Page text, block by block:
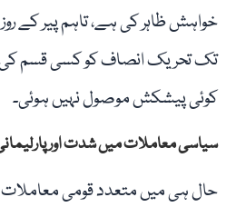
خواہش ظاہر کی ہے، تاہم پیر کے
تک تحریک انصاف کو کسی قسم
کوئی پیشکش موصول نہیں ہوئی۔
سیاسی معاملات میں شدت اور
حال ہی میں متعدد قومی معاملات